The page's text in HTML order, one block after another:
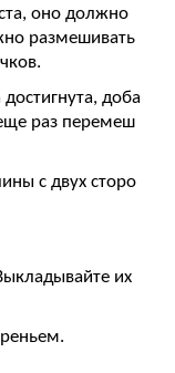
оно должно
размешивать
доба
раз перемеш
с двух сторо
их